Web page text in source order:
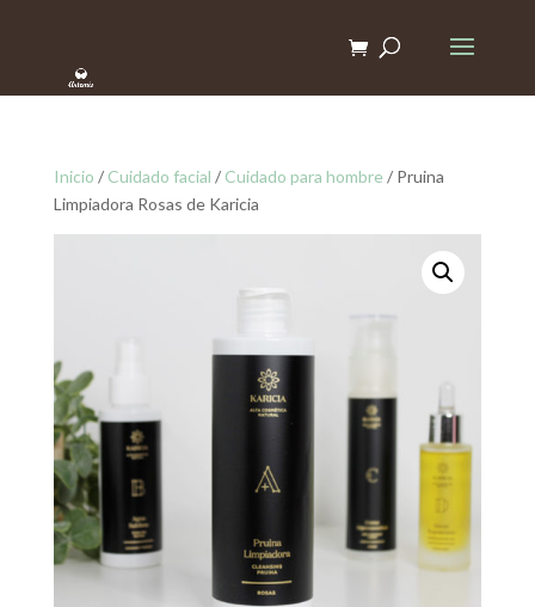
Inicio / Cuidado facial / Cuidado para hombre / Pruina
Limpiadora Rosas de Karicia